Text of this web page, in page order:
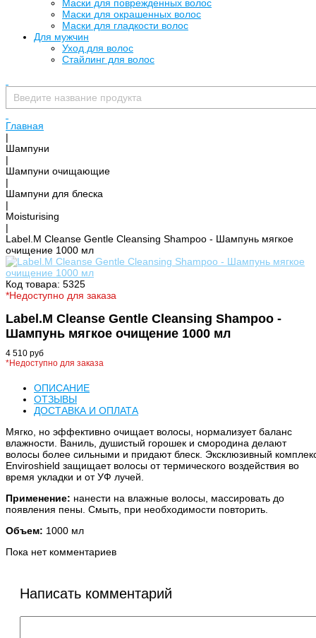
Маски для поврежденных волос
Маски для окрашенных волос
Маски для гладкости волос
Для мужчин
Уход для волос
Стайлинг для волос
Главная
|
Шампуни
|
Шампуни очищающие
|
Шампуни для блеска
|
Moisturising
|
Label.M Cleanse Gentle Cleansing Shampoo - Шампунь мягкое
очищение 1000 мл
Код товара: 5325
*Недоступно для заказа
Label.M Cleanse Gentle Cleansing Shampoo -
Шампунь мягкое очищение 1000 мл
4 510 руб
*Недоступно для заказа
ОПИСАНИЕ
ОТЗЫВЫ
ДОСТАВКА И ОПЛАТА
Мягко, но эффективно очищает волосы, нормализует баланс
влажности. Ваниль, душистый горошек и смородина делают
волосы более сильными и придают блеск. Эксклюзивный
Enviroshield защищает волосы от термического воздействия во
время укладки и от УФ лучей.
Применение: нанести на влажные волосы, массировать до
появления пены. Смыть, при необходимости повторить.
Объем: 1000 мл
Пока нет комментариев
Написать комментарий